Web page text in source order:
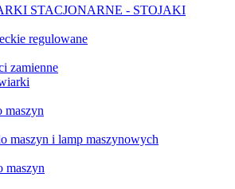
STACJONARNE - STOJAKI
regulowane
zamienne
maszyn
maszyn i lamp maszynowych
maszyn